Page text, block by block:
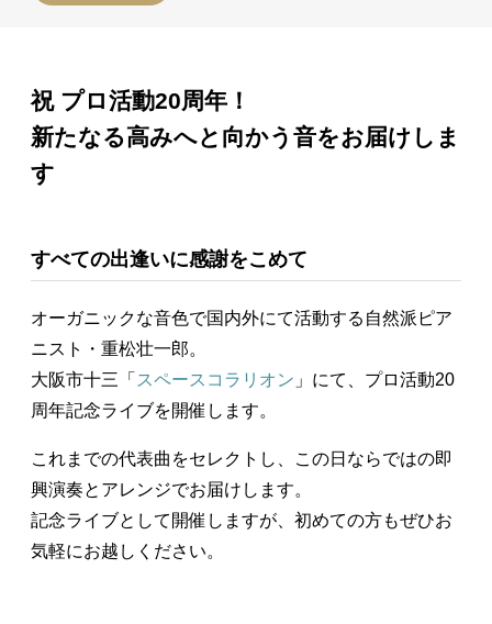
祝 プロ活動20周年！
新たなる高みへと向かう音をお届けしま
す
すべての出逢いに感謝をこめて
オーガニックな音色で国内外にて活動する自然派ピア
ニスト・重松壮一郎。
大阪市十三「 スペースコラリオン 」にて、プロ活動20
周年記念ライブを開催します。
これまでの代表曲をセレクトし、この日ならではの即
興演奏とアレンジでお届けします。
記念ライブとして開催しますが、初めての方もぜひお
気軽にお越しください。